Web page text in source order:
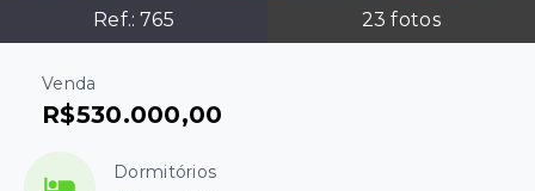
Ref.:765 23 fotos
Venda
R$530.000,00
Dormitórios